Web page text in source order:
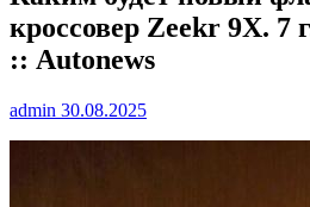
кроссовер Zeekr 9X. 7
:: Autonews
admin 30.08.2025